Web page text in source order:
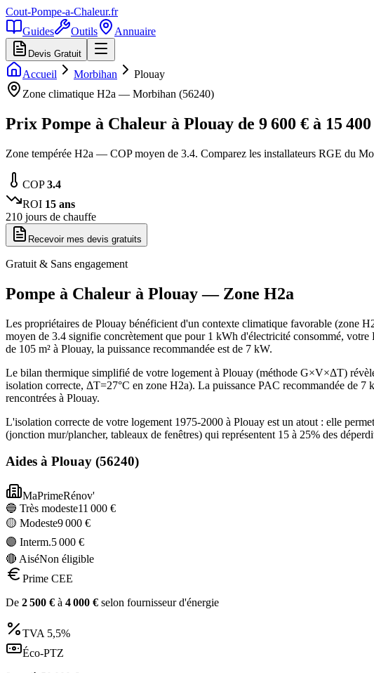
Cout-Pompe-a-Chaleur.fr
Guides
Outils Annuaire
Devis Gratuit
Accueil Morbihan
Plouay
Zone climatique H2a — Morbihan (56240)
Prix Pompe à Chaleur à Plouay de 9 600 € à 15 400
Zone tempérée H2a — COP moyen de 3.4. Comparez les installateurs RGE du
COP3.4
ROI 15 ans
210 jours de chauffe
Recevoir mes devis gratuits
Gratuit & Sans engagement
Pompe à Chaleur à Plouay— Zone H2a
Les propriétaires de Plouay bénéficient d'un contexte climatique favorable (zone
moyen de 3.4 signifie concrètement que pour 1 kWh d'électricité consommé,
de 105 m² à Plouay, la puissance recommandée est de 7 kW.
Le bilan thermique simplifié de votre logement à Plouay (méthode G×V×ΔT)
isolation correcte, ΔT=27°C en zone H2a). La puissance PAC recommandée de
rencontrées à Plouay.
L'isolation correcte de votre logement 1975-2000 à Plouay est un atout : elle
(jonction mur/plancher, tableaux de fenêtres) qui représentent 15 à 25% des
Aides à Plouay (56240)
MaPrimeRénov'
🔵 Très modeste11 000 €
🟡 Modeste9 000 €
🟣 Interm.5 000 €
🔴 AiséNon éligible
Prime CEE
De 2 500 € à 4 000 € selon fournisseur d'énergie
TVA 5,5%
Éco-PTZ